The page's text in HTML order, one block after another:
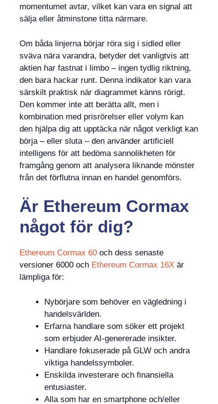
momentumet avtar, vilket kan vara en signal att
sälja eller åtminstone titta närmare.
Om båda linjerna börjar röra sig i sidled eller
sväva nära varandra, betyder det vanligtvis att
aktien har fastnat i limbo – ingen tydlig riktning,
den bara hackar runt. Denna indikator kan vara
särskilt praktisk när diagrammet känns rörigt.
Den kommer inte att berätta allt, men i
kombination med prisrörelser eller volym kan
den hjälpa dig att upptäcka när något verkligt kan
börja – eller sluta – den använder artificiell
intelligens för att bedöma sannolikheten för
framgång genom att analysera liknande mönster
från det förflutna innan en handel genomförs.
Är Ethereum Cormax
något för dig?
Ethereum Cormax 60 och dess senaste
versioner 6000 och Ethereum Cormax 16X är
lämpliga för:
Nybörjare som behöver en vägledning i
handelsvärlden.
Erfarna handlare som söker ett projekt
som erbjuder AI-genererade insikter.
Handlare fokuserade på GLW och andra
viktiga handelssymboler.
Enskilda investerare och finansiella
entusiaster.
Alla som har en smartphone och/eller